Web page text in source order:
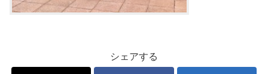
シェアする